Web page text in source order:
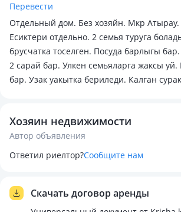
Перевести
Отдельный дом. Без хозяйн. Мкр
Есиктери отдельно. 2 семья туруга
брусчатка тоселген. Посуда барлыгы
2 сарай бар. Улкен семьяларга жаксы
бар. Узак уакытка бериледи. Калган
Хозяин недвижимости
Автор объявления
Ответил риелтор?Сообщите нам
Скачать договор аренды